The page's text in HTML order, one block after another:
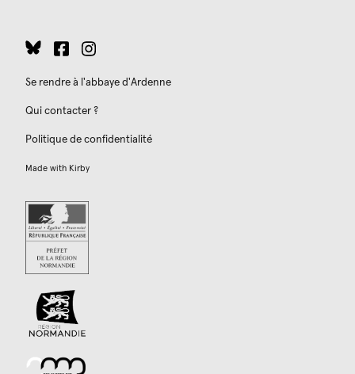
Se rendre à l'abbaye d'Ardenne
Qui contacter ?
Politique de confidentialité
Made with Kirby